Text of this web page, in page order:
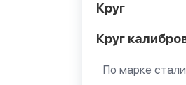
Круг
Круг
По марке стали